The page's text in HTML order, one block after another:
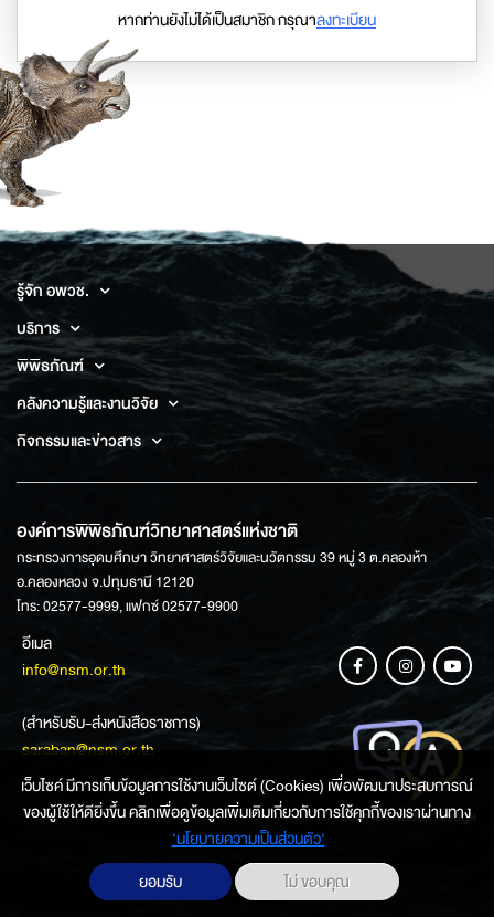
หากท่านยังไม่ได้เป็นสมาชิก กรุณาลงทะเบียน
รู้จัก อพวช.
บริการ
พิพิธภัณฑ์
คลังความรู้และงานวิจัย
กิจกรรมและข่าวสาร
องค์การพิพิธภัณฑ์วิทยาศาสตร์แห่งชาติ
กระทรวงการอุดมศึกษา วิทยาศาสตร์วิจัยและนวัตกรรม 39 หมู่ 3 ต.คลองห้า
อ.คลองหลวง จ.ปทุมธานี 12120
โทร: 02577-9999, แฟกซ์ 02577-9900
อีเมล
info@nsm.or.th
(สำหรับรับ-ส่งหนังสือราชการ)
saraban@nsm.or.th
ช่องทางการสอบถามข้อมูล
เว็บไซค์ มีการเก็บข้อมูลการใช้งานเว็บไซต์ (Cookies) เพื่อพัฒนาประสบการณ์
ของผู้ใช้ให้ดียิ่งขึ้น คลิกเพื่อดูข้อมูลเพิ่มเติมเกี่ยวกับการใช้คุกกี้ของเราผ่านทาง
‘นโยบายความเป็นส่วนตัว'
ยอมรับ
ไม่ ขอบคุณ